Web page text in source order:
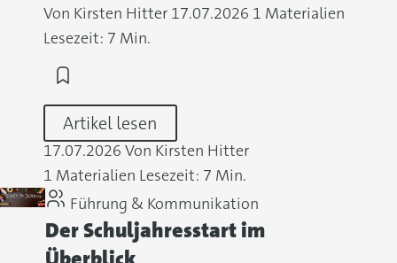
Von Kirsten Hitter 17.07.2026 1 Materialien
Lesezeit: 7 Min.
Artikel lesen
17.07.2026 Von Kirsten Hitter
1 Materialien Lesezeit: 7 Min.
Führung & Kommunikation
Der Schuljahresstart im